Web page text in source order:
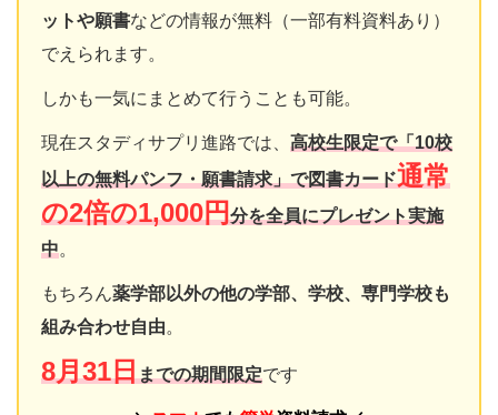
ットや願書などの情報が無料（一部有料資料あり）
でえられます。
しかも一気にまとめて行うことも可能。
現在スタディサプリ進路では、 高校生限定で「10校
以上の無料パンフ・願書請求」で図書カード通常
の2倍の1,000円分を全員にプレゼント実施
中。
もちろん薬学部以外の他の学部、学校、専門学校も
組み合わせ自由。
8月31日までの期間限定です